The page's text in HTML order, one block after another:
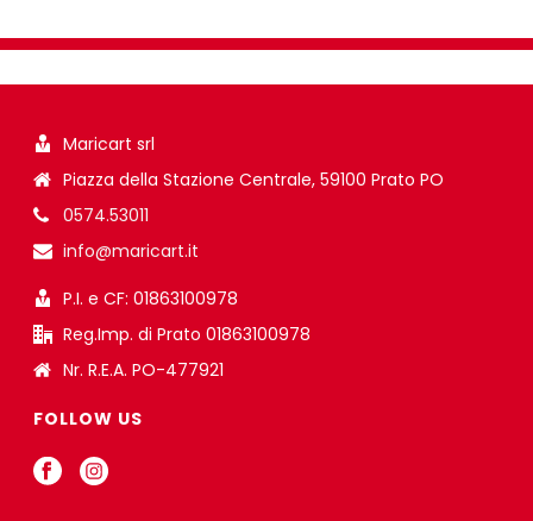
Maricart srl
Piazza della Stazione Centrale, 59100 Prato PO
0574.53011
info@maricart.it
P.I. e CF: 01863100978
Reg.Imp. di Prato 01863100978
Nr. R.E.A. PO-477921
FOLLOW US